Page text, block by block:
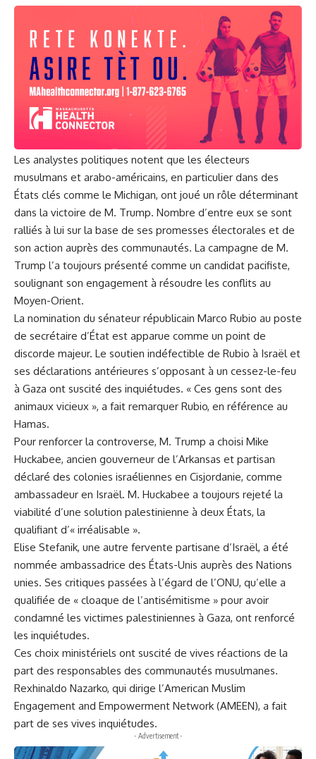
Les analystes politiques notent que les électeurs
musulmans et arabo-américains, en particulier dans des
États clés comme le Michigan, ont joué un rôle déterminant
dans la victoire de M. Trump. Nombre d’entre eux se sont
ralliés à lui sur la base de ses promesses électorales et de
son action auprès des communautés. La campagne de M.
Trump l’a toujours présenté comme un candidat pacifiste,
soulignant son engagement à résoudre les conflits au
Moyen-Orient.
La nomination du sénateur républicain Marco Rubio au poste
de secrétaire d’État est apparue comme un point de
discorde majeur. Le soutien indéfectible de Rubio à Israël et
ses déclarations antérieures s’opposant à un cessez-le-feu
à Gaza ont suscité des inquiétudes. « Ces gens sont des
animaux vicieux », a fait remarquer Rubio, en référence au
Hamas.
Pour renforcer la controverse, M. Trump a choisi Mike
Huckabee, ancien gouverneur de l’Arkansas et partisan
déclaré des colonies israéliennes en Cisjordanie, comme
ambassadeur en Israël. M. Huckabee a toujours rejeté la
viabilité d’une solution palestinienne à deux États, la
qualifiant d’« irréalisable ».
Elise Stefanik, une autre fervente partisane d’Israël, a été
nommée ambassadrice des États-Unis auprès des Nations
unies. Ses critiques passées à l’égard de l’ONU, qu’elle a
qualifiée de « cloaque de l’antisémitisme » pour avoir
condamné les victimes palestiniennes à Gaza, ont renforcé
les inquiétudes.
Ces choix ministériels ont suscité de vives réactions de la
part des responsables des communautés musulmanes.
Rexhinaldo Nazarko, qui dirige l’American Muslim
Engagement and Empowerment Network (AMEEN), a fait
part de ses vives inquiétudes.
- Advertisement -